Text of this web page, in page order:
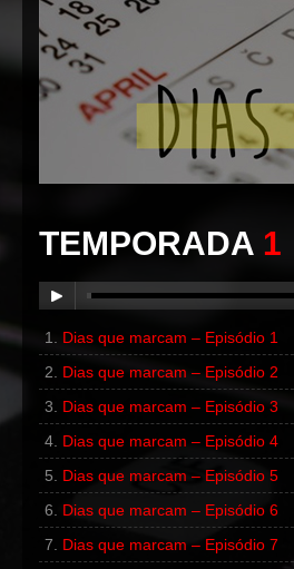
TEMPORADA 1
00:00/00:00
Dias que marcam – Episódio 1
Dias que marcam – Episódio 2
Dias que marcam – Episódio 3
Dias que marcam – Episódio 4
Dias que marcam – Episódio 5
Dias que marcam – Episódio 6
Dias que marcam – Episódio 7